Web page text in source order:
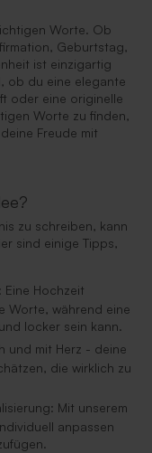
Worte. Ob
Geburtstag,
ist einzigartig
ob du eine elegante
oder eine originelle
Worte zu finden,
Freude mit
zu schreiben, kann
sind einige Tipps,
Eine Hochzeit
Worte, während eine
locker sein kann.
und mit Herz - deine
die wirklich zu
Mit unserem
anpassen